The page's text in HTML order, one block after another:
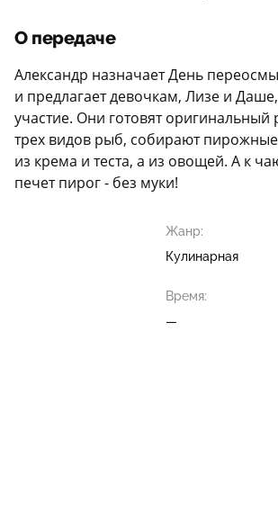
О передаче
Александр назначает День
и предлагает девочкам, Лизе и
участие. Они готовят
трех видов рыб, собирают
из крема и теста, а из овощей. А к
печет пирог - без муки!
Жанр:
Кулинарная
Время:
—